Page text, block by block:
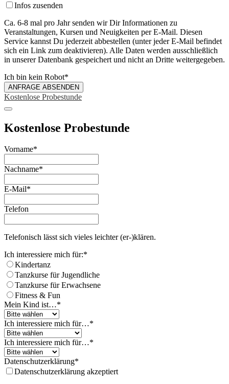
Infos zusenden
Ca. 6-8 mal pro Jahr senden wir Dir Informationen zu
Veranstaltungen, Kursen und Neuigkeiten per E-Mail. Diesen
Service kannst Du jederzeit abbestellen (unter jeder E-Mail befindet
sich ein Link zum deaktivieren). Alle Daten werden ausschließlich
in unserer Datenbank gespeichert und nicht an Dritte weitergegeben.
Ich bin kein Robot*
ANFRAGE ABSENDEN
Kostenlose Probestunde
Kostenlose Probestunde
Phone
Vorname*
Nachname*
E-Mail*
Telefon
Telefonisch lässt sich vieles leichter (er-)klären.
Ich interessiere mich für:*
Kindertanz
Tanzkurse für Jugendliche
Tanzkurse für Erwachsene
Fitness & Fun
Mein Kind ist…*
Ich interessiere mich für…*
Ich interessiere mich für…*
Datenschutzerklärung*
Datenschutzerklärung akzeptiert